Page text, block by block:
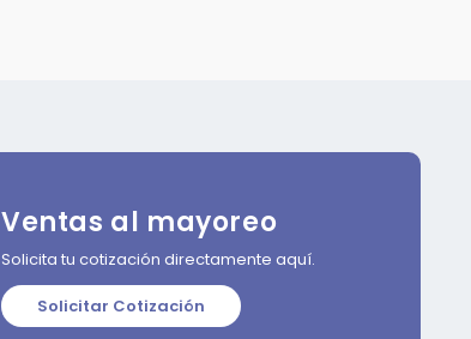
Ventas al mayoreo
Solicita tu cotización directamente aquí.
Solicitar Cotización